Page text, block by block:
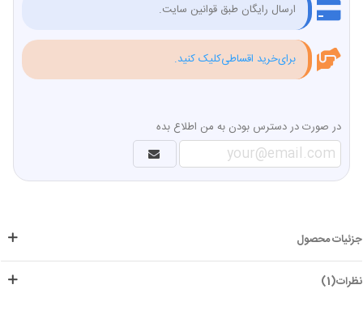
ارسال رایگان طبق قوانین سایت.
برای‌خرید اقساطی‌کلیک کنید.
در صورت در دسترس بودن به من اطلاع بده
جزئیات محصول
نظرات(1)